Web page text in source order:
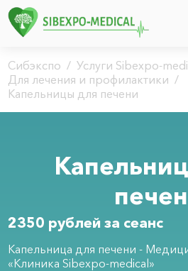
Сибэкспо / Услуги Sibexpo-
Для лечения и профилактики /
Капельницы для печени
2350 рублей за сеанс
Капельница для печени -
«Клиника Sibexpo-medical»